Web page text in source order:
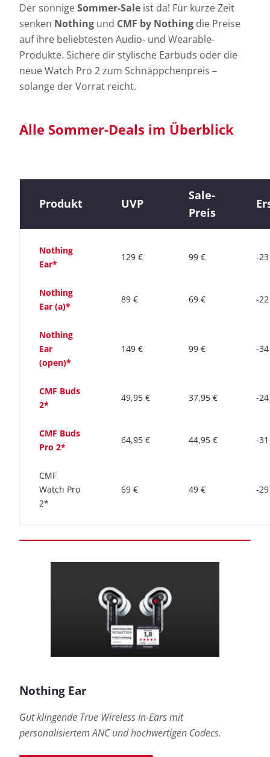
Der sonnigeSommer-Sale ist da! Für kurze Zeit
senken Nothing und CMF by Nothing die Preise
auf ihre beliebtesten Audio- und Wearable-
Produkte. Sichere dir stylische Earbuds oder die
neue Watch Pro 2 zum Schnäppchenpreis –
solange der Vorrat reicht.
Alle Sommer-Deals im Überblick
Produkt UVP
Sale-
Preis
Nothing
Ear*
129 € 99 € -
Nothing
Ear (a)*
89 € 69 € -
Nothing
Ear
(open)*
149 € 99 € -
CMF Buds
2*
49,95 € 37,95 € -
CMF Buds
Pro 2*
64,95 € 44,95 € -
CMF
Watch Pro
2*
69 € 49 € -
Nothing Ear
Gut klingende True Wireless In-Ears mit
personalisiertem ANC und hochwertigen Codecs.